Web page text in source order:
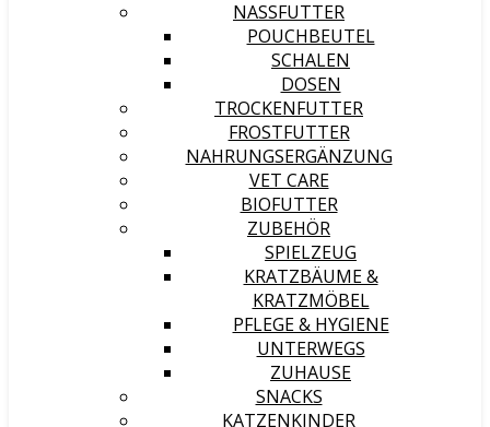
NASSFUTTER
POUCHBEUTEL
SCHALEN
DOSEN
TROCKENFUTTER
FROSTFUTTER
NAHRUNGSERGÄNZUNG
VET CARE
BIOFUTTER
ZUBEHÖR
SPIELZEUG
KRATZBÄUME &
KRATZMÖBEL
PFLEGE & HYGIENE
UNTERWEGS
ZUHAUSE
SNACKS
KATZENKINDER